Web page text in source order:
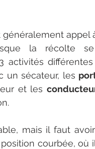
appel
la récolte
un sécateur, les
et les
courbée, où